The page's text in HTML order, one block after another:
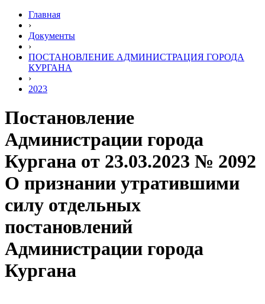
Главная
›
Документы
›
ПОСТАНОВЛЕНИЕ АДМИНИСТРАЦИЯ ГОРОДА
КУРГАНА
›
2023
Постановление
Администрации города
Кургана от 23.03.2023 № 2092
О признании утратившими
силу отдельных
постановлений
Администрации города
Кургана